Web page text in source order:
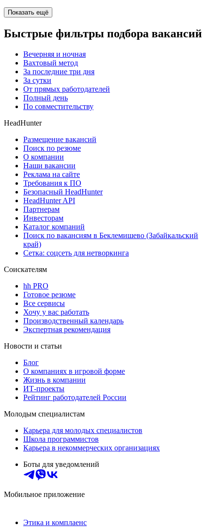
Показать ещё
Быстрые фильтры подбора вакансий
Вечерняя и ночная
Вахтовый метод
За последние три дня
За сутки
От прямых работодателей
Полный день
По совместительству
HeadHunter
Размещение вакансий
Поиск по резюме
О компании
Наши вакансии
Реклама на сайте
Требования к ПО
Безопасный HeadHunter
HeadHunter API
Партнерам
Инвесторам
Каталог компаний
Поиск по вакансиям в Беклемишево (Забайкальский
край)
Сетка: соцсеть для нетворкинга
Соискателям
hh PRO
Готовое резюме
Все сервисы
Хочу у вас работать
Производственный календарь
Экспертная рекомендация
Новости и статьи
Блог
О компаниях в игровой форме
Жизнь в компании
ИТ-проекты
Рейтинг работодателей России
Молодым специалистам
Карьера для молодых специалистов
Школа программистов
Карьера в некоммерческих организациях
Боты для уведомлений
Мобильное приложение
Этика и комплаенс